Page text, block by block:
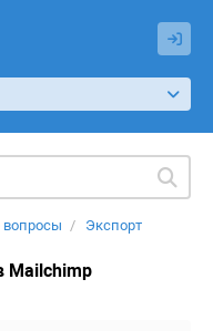
Экспорт
Mailchimp